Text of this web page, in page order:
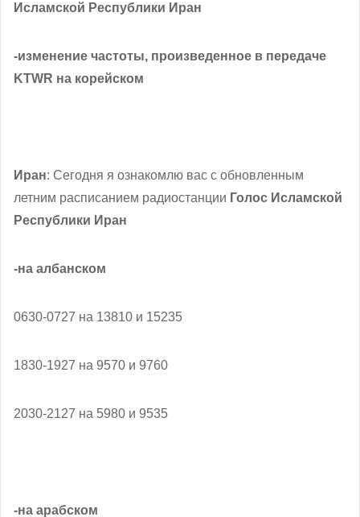
Исламской Республики Иран
-изменение частоты, произведенное в передаче
KTWR на корейском
Иран: Сегодня я ознакомлю вас с обновленным
летним расписанием радиостанции Голос Исламской
Республики Иран
-на албанском
0630-0727 на 13810 и 15235
1830-1927 на 9570 и 9760
2030-2127 на 5980 и 9535
-на арабском